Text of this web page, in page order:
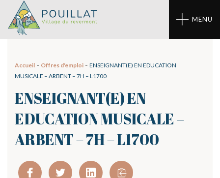
Panneau de gestion des cookies
MENU
Accueil - Offres d'emploi - ENSEIGNANT(E) EN EDUCATION
MUSICALE – ARBENT – 7H – L1700
ENSEIGNANT(E) EN
EDUCATION MUSICALE –
ARBENT – 7H – L1700